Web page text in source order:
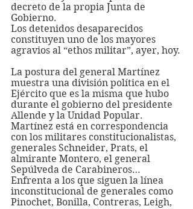
decreto de la propia Junta de
Gobierno.
Los detenidos desaparecidos
constituyen uno de los mayores
agravios al “ethos militar”, ayer, hoy.
La postura del general Martínez
muestra una división política en el
Ejército que es la misma que hubo
durante el gobierno del presidente
Allende y la Unidad Popular.
Martínez está en correspondencia
con los militares constitucionalistas,
generales Schneider, Prats, el
almirante Montero, el general
Sepúlveda de Carabineros…
Enfrenta a los que siguen la línea
inconstitucional de generales como
Pinochet, Bonilla, Contreras, Leigh,